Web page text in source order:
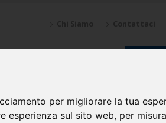
per migliorare la tua
esperienza sul sito web, per